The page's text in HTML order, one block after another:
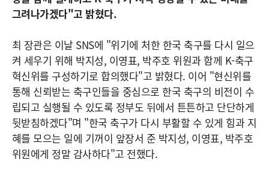
그려나가겠다"고 밝혔다.
최 장관은 이날 SNS에 "위기에 처한 한국 축구를 다시 일으
켜 세우기 위해 박지성, 이영표, 박주호 위원과 함께 K-축구
혁신위를 구성하기로 합의했다"고 밝혔다. 이어 "현신위를
통해 신뢰받는 축구인들을 중심으로 한국 축구의 비전이 수
립되고 실행될 수 있도록 정부도 뒤에서 튼튼하고 단단하게
뒷받침하겠다"며 "한국 축구가 다시 부활할 수 있게 힘과 지
혜를 모으는 일에 기꺼이 앞장서 준 박지성, 이영표, 박주호
위원에게 정말 감사하다"고 전했다.